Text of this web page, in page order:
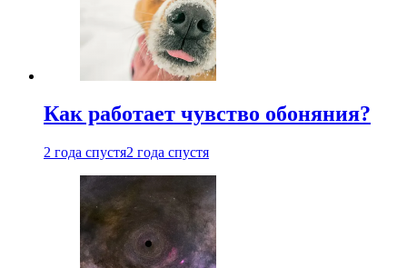
Как работает чувство обоняния?
2 года спустя2 года спустя